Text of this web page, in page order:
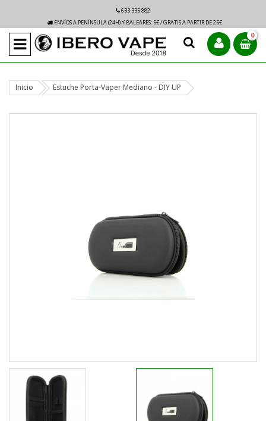
633 335 882
ENVÍOS A PENÍNSULA (24H) Y BALEARES: 5€ / GRATIS A PARTIR DE 25€
0
Inicio Estuche Porta-Vaper Mediano - DIY UP